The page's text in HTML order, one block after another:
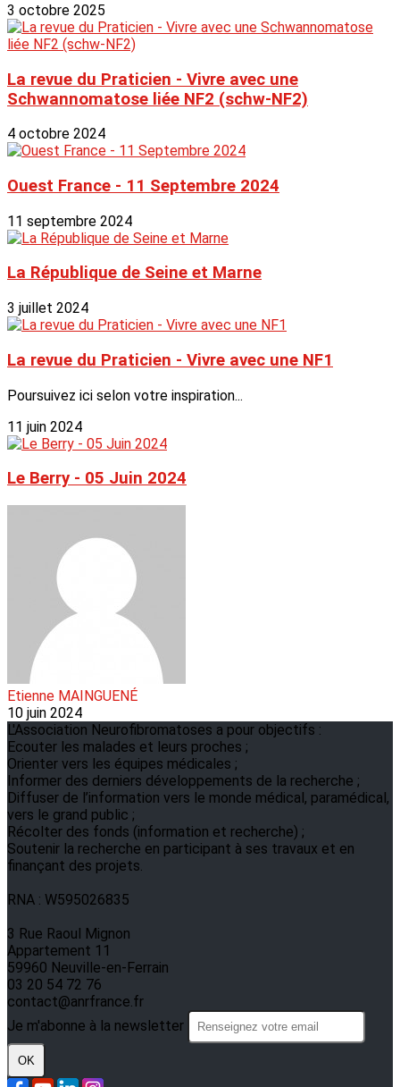
3 octobre 2025
La revue du Praticien - Vivre avec une
Schwannomatose liée NF2 (schw-NF2)
4 octobre 2024
Ouest France - 11 Septembre 2024
11 septembre 2024
La République de Seine et Marne
3 juillet 2024
La revue du Praticien - Vivre avec une NF1
Poursuivez ici selon votre inspiration...
11 juin 2024
Le Berry - 05 Juin 2024
Etienne MAINGUENÉ
10 juin 2024
L'Association Neurofibromatoses a pour objectifs :
Ecouter les malades et leurs proches ;
Orienter vers les équipes médicales ;
Informer des derniers développements de la recherche ;
Diffuser de l’information vers le monde médical, paramédical,
vers le grand public ;
Récolter des fonds (information et recherche) ;
Soutenir la recherche en participant à ses travaux et en
finançant des projets.
RNA : W595026835
3 Rue Raoul Mignon
Appartement 11
59960 Neuville-en-Ferrain
03 20 54 72 76
contact@anrfrance.fr
Je m'abonne à la newsletter
OK